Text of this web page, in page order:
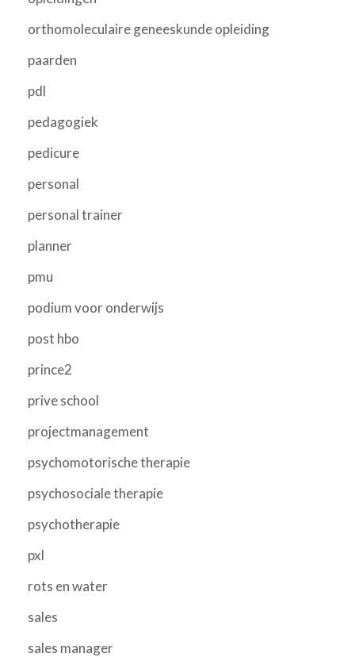
orthomoleculaire geneeskunde opleiding
paarden
pdl
pedagogiek
pedicure
personal
personal trainer
planner
pmu
podium voor onderwijs
post hbo
prince2
prive school
projectmanagement
psychomotorische therapie
psychosociale therapie
psychotherapie
pxl
rots en water
sales
sales manager